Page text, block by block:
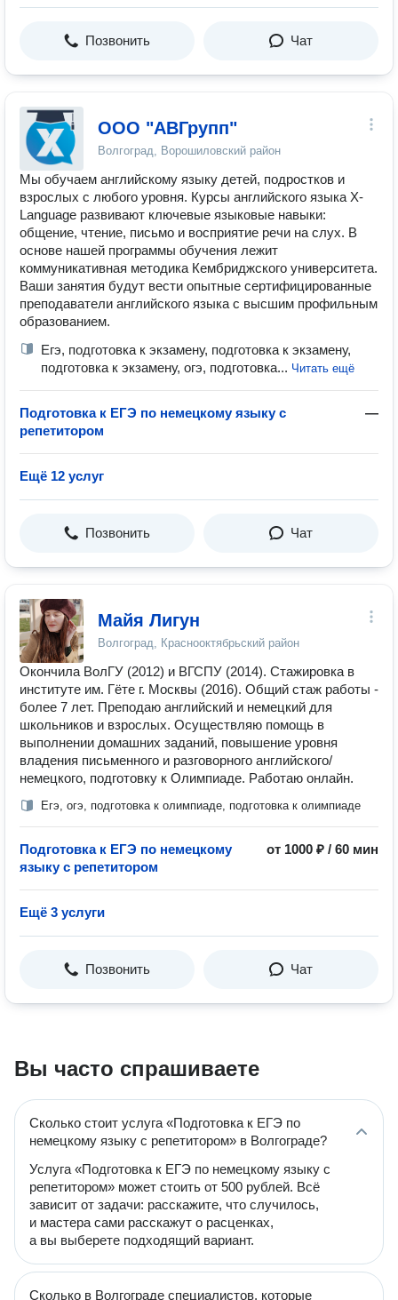
Позвонить Чат
ООО "АВГрупп"
Волгоград, Ворошиловский район
Мы обучаем английскому языку детей, подростков и
взрослых с любого уровня. Курсы английского языка X-
Language развивают ключевые языковые навыки:
общение, чтение, письмо и восприятие речи на слух. В
основе нашей программы обучения лежит
коммуникативная методика Кембриджского университета.
Ваши занятия будут вести опытные сертифицированные
преподаватели английского языка с высшим профильным
образованием.
Егэ, подготовка к экзамену, подготовка к экзамену,
подготовка к экзамену, огэ, подготовка... Читать ещё
Подготовка к ЕГЭ по немецкому языку с
репетитором
—
Ещё 12 услуг
Позвонить Чат
Майя Лигун
Волгоград, Краснооктябрьский район
Окончила ВолГУ (2012) и ВГСПУ (2014). Стажировка в
институте им. Гёте г. Москвы (2016). Общий стаж работы -
более 7 лет. Преподаю английский и немецкий для
школьников и взрослых. Осуществляю помощь в
выполнении домашних заданий, повышение уровня
владения письменного и разговорного английского/
немецкого, подготовку к Олимпиаде. Работаю онлайн.
Егэ, огэ, подготовка к олимпиаде, подготовка к олимпиаде
Подготовка к ЕГЭ по немецкому
языку с репетитором
от 1000 ₽ / 60 мин
Ещё 3 услуги
Позвонить Чат
Вы часто спрашиваете
Сколько стоит услуга «Подготовка к ЕГЭ по
немецкому языку с репетитором» в Волгограде?
Услуга «Подготовка к ЕГЭ по немецкому языку с
репетитором» может стоить от 500 рублей. Всё
зависит от задачи: расскажите, что случилось,
и мастера сами расскажут о расценках,
а вы выберете подходящий вариант.
Сколько в Волгограде специалистов, которые